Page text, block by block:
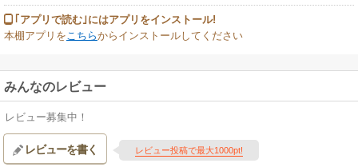
｢アプリで読む｣にはアプリをインストール!
本棚アプリをこちらからインストールしてください
みんなのレビュー
レビュー募集中！
レビューを書く レビュー投稿で最大1000pt!